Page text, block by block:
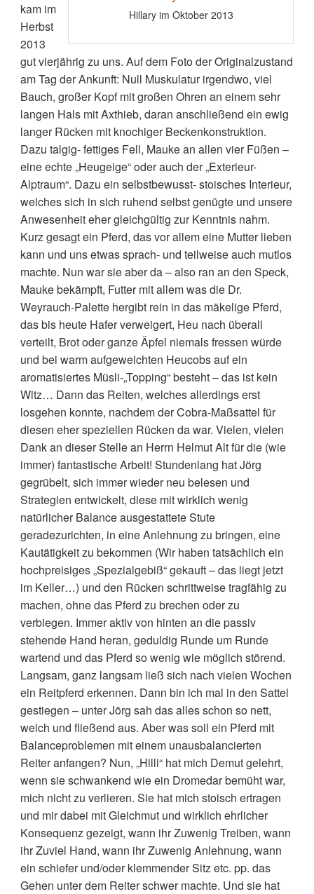
Hillary im Oktober 2013
kam im
Herbst
2013
gut vierjährig zu uns. Auf dem Foto der Originalzustand
am Tag der Ankunft: Null Muskulatur irgendwo, viel
Bauch, großer Kopf mit großen Ohren an einem sehr
langen Hals mit Axthieb, daran anschließend ein ewig
langer Rücken mit knochiger Beckenkonstruktion.
Dazu talgig- fettiges Fell, Mauke an allen vier Füßen –
eine echte „Heugeige“ oder auch der „Exterieur-
Alptraum“. Dazu ein selbstbewusst- stoisches Interieur,
welches sich in sich ruhend selbst genügte und unsere
Anwesenheit eher gleichgültig zur Kenntnis nahm.
Kurz gesagt ein Pferd, das vor allem eine Mutter lieben
kann und uns etwas sprach- und teilweise auch mutlos
machte. Nun war sie aber da – also ran an den Speck,
Mauke bekämpft, Futter mit allem was die Dr.
Weyrauch-Palette hergibt rein in das mäkelige Pferd,
das bis heute Hafer verweigert, Heu nach überall
verteilt, Brot oder ganze Äpfel niemals fressen würde
und bei warm aufgeweichten Heucobs auf ein
aromatisiertes Müsli-„Topping“ besteht – das ist kein
Witz… Dann das Reiten, welches allerdings erst
losgehen konnte, nachdem der Cobra-Maßsattel für
diesen eher speziellen Rücken da war. Vielen, vielen
Dank an dieser Stelle an Herrn Helmut Alt für die (wie
immer) fantastische Arbeit! Stundenlang hat Jörg
gegrübelt, sich immer wieder neu belesen und
Strategien entwickelt, diese mit wirklich wenig
natürlicher Balance ausgestattete Stute
geradezurichten, in eine Anlehnung zu bringen, eine
Kautätigkeit zu bekommen (Wir haben tatsächlich ein
hochpreisiges „Spezialgebiß“ gekauft – das liegt jetzt
im Keller…) und den Rücken schrittweise tragfähig zu
machen, ohne das Pferd zu brechen oder zu
verbiegen. Immer aktiv von hinten an die passiv
stehende Hand heran, geduldig Runde um Runde
wartend und das Pferd so wenig wie möglich störend.
Langsam, ganz langsam ließ sich nach vielen Wochen
ein Reitpferd erkennen. Dann bin ich mal in den Sattel
gestiegen – unter Jörg sah das alles schon so nett,
weich und fließend aus. Aber was soll ein Pferd mit
Balanceproblemen mit einem unausbalancierten
Reiter anfangen? Nun, „Hilli“ hat mich Demut gelehrt,
wenn sie schwankend wie ein Dromedar bemüht war,
mich nicht zu verlieren. Sie hat mich stoisch ertragen
und mir dabei mit Gleichmut und wirklich ehrlicher
Konsequenz gezeigt, wann ihr Zuwenig Treiben, wann
ihr Zuviel Hand, wann ihr Zuwenig Anlehnung, wann
ein schiefer und/oder klemmender Sitz etc. pp. das
Gehen unter dem Reiter schwer machte. Und sie hat